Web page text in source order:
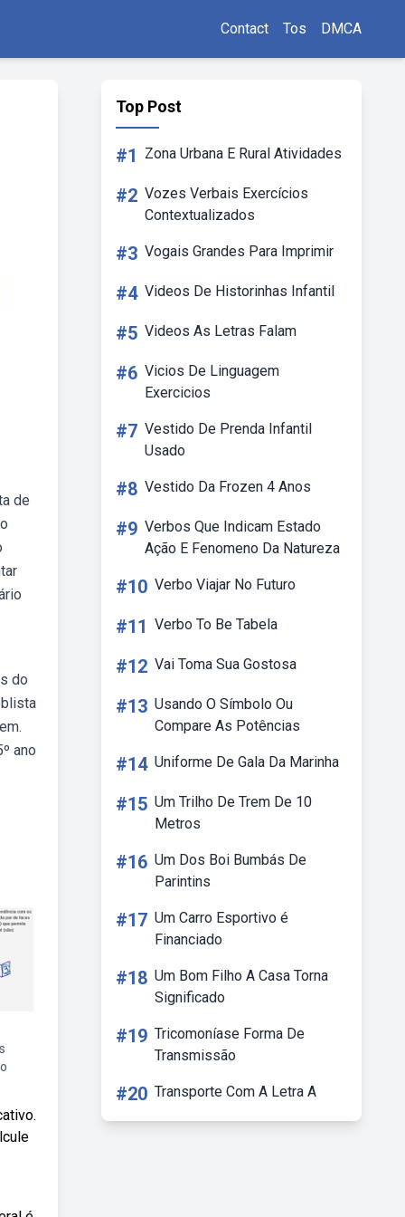
Contact Tos DMCA
de
do
ano
Top Post
#1 Zona Urbana E Rural Atividades
#2 Vozes Verbais Exercícios
Contextualizados
#3 Vogais Grandes Para Imprimir
#4 Videos De Historinhas Infantil
#5 Videos As Letras Falam
#6 Vicios De Linguagem
Exercicios
#7 Vestido De Prenda Infantil
Usado
#8 Vestido Da Frozen 4 Anos
#9 Verbos Que Indicam Estado
Ação E Fenomeno Da Natureza
#10 Verbo Viajar No Futuro
#11 Verbo To Be Tabela
#12 Vai Toma Sua Gostosa
#13 Usando O Símbolo Ou
Compare As Potências
#14 Uniforme De Gala Da Marinha
#15 Um Trilho De Trem De 10
Metros
#16 Um Dos Boi Bumbás De
Parintins
#17 Um Carro Esportivo é
Financiado
#18 Um Bom Filho A Casa Torna
Significado
#19 Tricomoníase Forma De
Transmissão
#20 Transporte Com A Letra A